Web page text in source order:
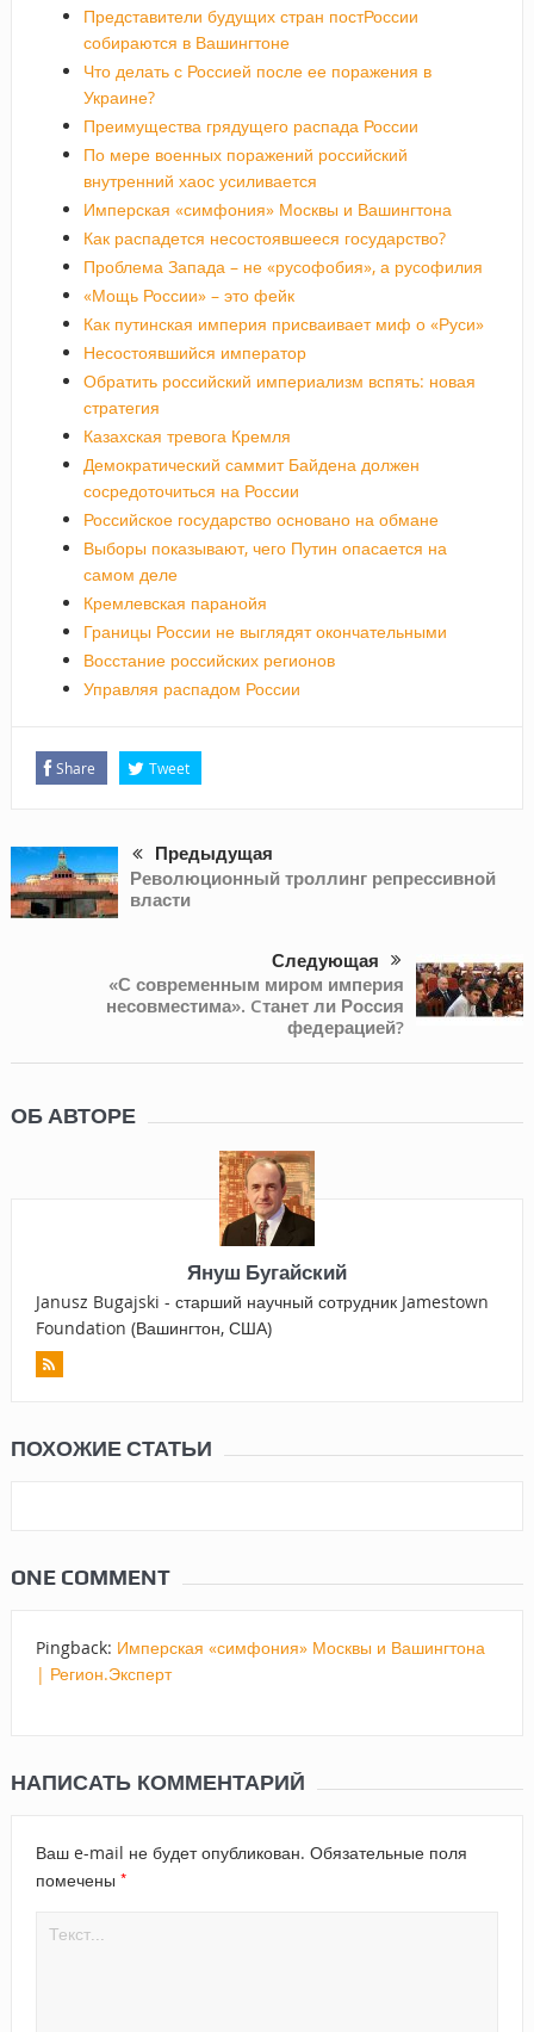
Представители будущих стран постРоссии
собираются в Вашингтоне
Что делать с Россией после ее поражения в
Украине?
Преимущества грядущего распада России
По мере военных поражений российский
внутренний хаос усиливается
Имперская «симфония» Москвы и Вашингтона
Как распадется несостоявшееся государство?
Проблема Запада – не «русофобия», а русофилия
«Мощь России» – это фейк
Как путинская империя присваивает миф о «Руси»
Несостоявшийся император
Обратить российский империализм вспять: новая
стратегия
Казахская тревога Кремля
Демократический саммит Байдена должен
сосредоточиться на России
Российское государство основано на обмане
Выборы показывают, чего Путин опасается на
самом деле
Кремлевская паранойя
Границы России не выглядят окончательными
Восстание российских регионов
Управляя распадом России
Share Tweet
Предыдущая
Революционный троллинг репрессивной
власти
Следующая
«С современным миром империя
несовместима». Cтанет ли Россия
федерацией?
ОБ АВТОРЕ
Януш Бугайский
Janusz Bugajski - старший научный сотрудник Jamestown
Foundation (Вашингтон, США)
ПОХОЖИЕ СТАТЬИ
ONE COMMENT
Pingback: Имперская «симфония» Москвы и Вашингтона
| Регион.Эксперт
НАПИСАТЬ КОММЕНТАРИЙ
Ваш e-mail не будет опубликован. Обязательные поля
помечены *